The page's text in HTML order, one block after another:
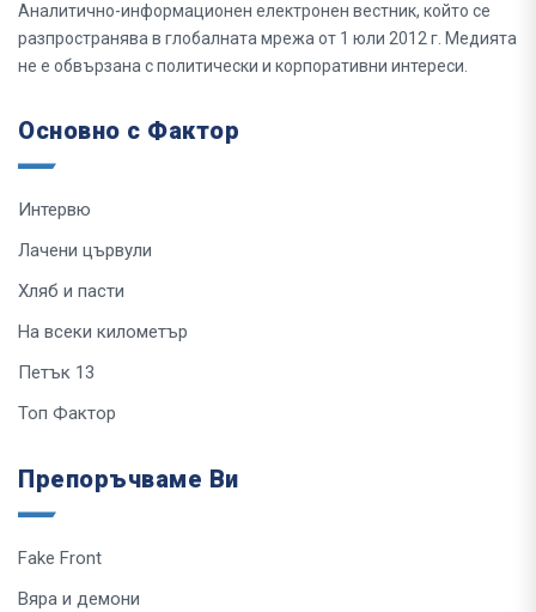
Аналитично-информационен електронен вестник, който се
разпространява в глобалната мрежа от 1 юли 2012 г. Медията
не е обвързана с политически и корпоративни интереси.
Основно с Фактор
Интервю
Лачени цървули
Хляб и пасти
На всеки километър
Петък 13
Топ Фактор
Препоръчваме Ви
Fake Front
Вяра и демони